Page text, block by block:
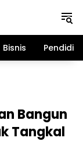
Bisnis
Bangun
Tangkal